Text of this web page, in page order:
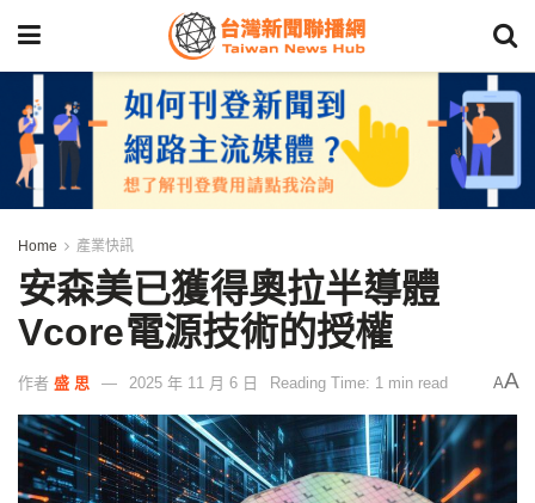
Home 產業快訊
安森美已獲得奧拉半導體
Vcore電源技術的授權
作者 盛 思 2025 年 11 月 6 日 Reading Time: 1 min read AA